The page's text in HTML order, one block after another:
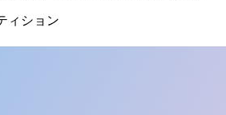
ィション